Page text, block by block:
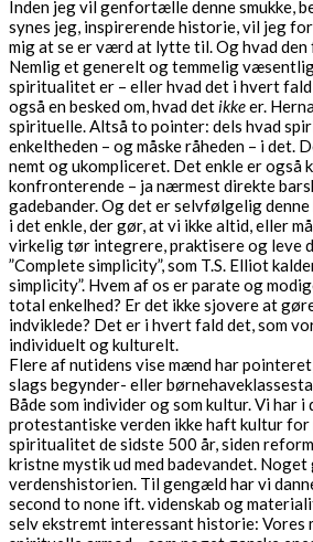
Inden jeg vil genfortælle denne smukke,
synes jeg, inspirerende historie, vil jeg
mig at se er værd at lytte til. Og hvad
Nemlig et generelt og temmelig
spiritualitet er – eller hvad det i hvert fald
også en besked om, hvad detikkeer.
spirituelle. Altså to pointer: dels hvad
enkeltheden – og måske råheden – i det.
nemt og ukompliceret. Det enkle er også
konfronterende – ja nærmest direkte
gadebander. Og det er selvfølgelig
i det enkle, der gør, at vi ikke altid, eller
virkelig tør integrere, praktisere og leve
”Complete simplicity”, som T.S. Elliot
simplicity”. Hvem af os er parate og
total enkelhed? Er det ikke sjovere at
indviklede? Det er i hvert fald det, som
individuelt og kulturelt.
Flere af nutidens vise mænd har
slags begynder- eller
Både som individer og som kultur. Vi har i
protestantiske verden ikke haft kultur
spiritualitet de sidste 500 år, siden
kristne mystik ud med badevandet. Noget
verdenshistorien. Til gengæld har vi
second to none ift. videnskab og
selv ekstremt interessant historie: Vores